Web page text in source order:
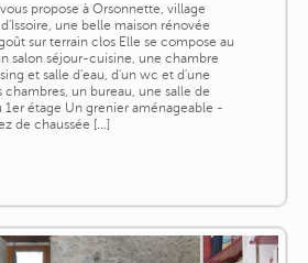
propose à Orsonnette, village
une belle maison rénovée
sur terrain clos Elle se compose au
salon séjour-cuisine, une chambre
et salle d'eau, d'un wc et d'une
chambres, un bureau, une salle de
1er étage Un grenier aménageable -
de chaussée [...]